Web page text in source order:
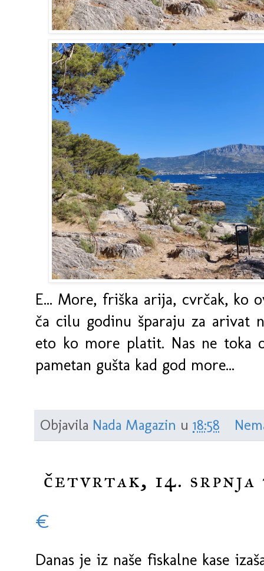
E... More, friška arija, cvrčak, ko
ča cilu godinu šparaju za arivat
eto ko more platit. Nas ne toka
pametan gušta kad god more...
Objavila Nada Magazin u 18:58
četvrtak, 14. srpnja
€
Danas je iz naše fiskalne kase